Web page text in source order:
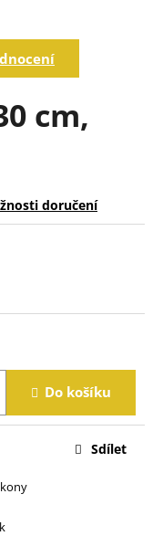
cm,
doručení
Do košíku
Sdílet